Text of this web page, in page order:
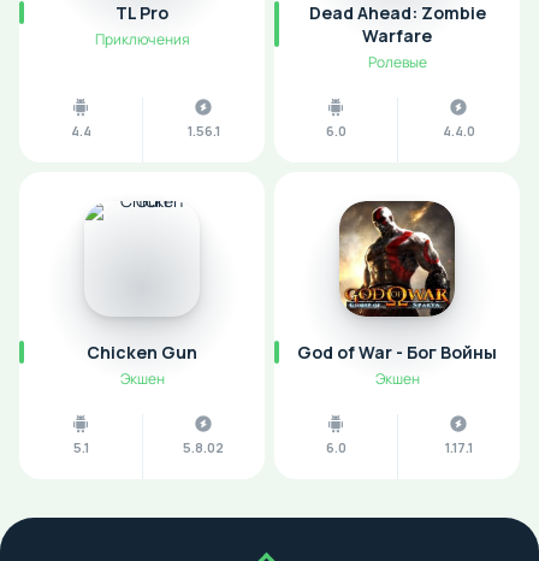
TL Pro
Приключения
4.4 1.56.1
Dead Ahead: Zombie
Warfare
Ролевые
6.0 4.4.0
Chicken Gun
Экшен
5.1 5.8.02
God of War - Бог Войны
Экшен
6.0 1.17.1